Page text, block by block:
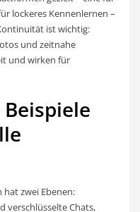
lockeres Kennenlernen –
ist wichtig:
und zeitnahe
und wirken für
zwei Ebenen:
verschlüsselte Chats,